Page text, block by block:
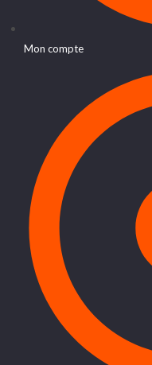
Mon compte